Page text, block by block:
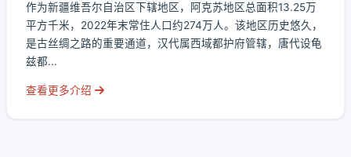
作为新疆维吾尔自治区下辖地区，阿克苏地区总面积13.25万
平方千米，2022年末常住人口约274万人。该地区历史悠久，
是古丝绸之路的重要通道，汉代属西域都护府管辖，唐代设龟
兹都...
查看更多介绍